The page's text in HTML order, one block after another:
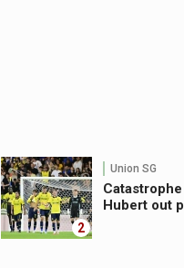
2
Union SG
Hubert out